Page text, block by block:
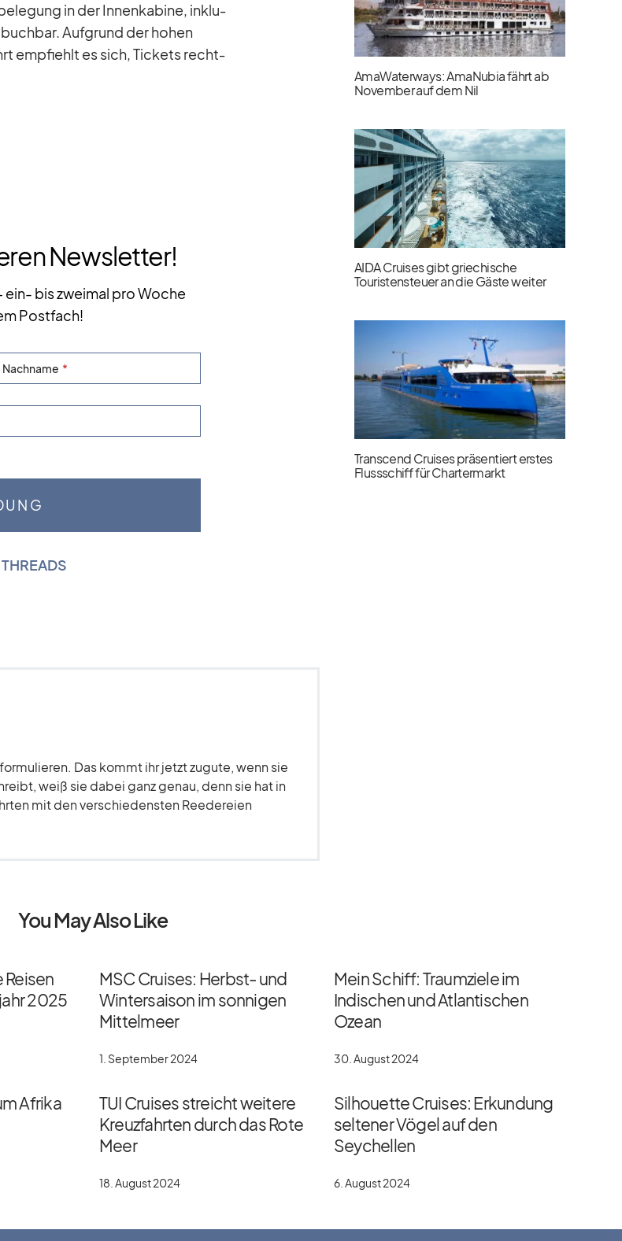
in der In­nen­ka­bine, in­klu­
Auf­grund der ho­hen
emp­fiehlt es sich, Ti­ckets recht­
Newsletter!
ein- bis zweimal pro Woche
Postfach!
Nachname
|THREADS
Das kommt ihr jetzt zugute, wenn sie
weiß sie dabei ganz genau, denn sie hat in
mit den verschiedensten Reedereien
AmaWaterways: AmaNubia fährt ab
November auf dem Nil
AIDA Cruises gibt griechische
Touristensteuer an die Gäste weiter
Transcend Cruises präsentiert erstes
Flussschiff für Chartermarkt
You May Also Like
Reisen
2025
MSC Cruises: Herbst- und
Wintersaison im sonnigen
Mittelmeer
1. September 2024
Mein Schiff: Traumziele im
Indischen und Atlantischen
Ozean
30. August 2024
Afrika
TUI Cruises streicht weitere
Kreuzfahrten durch das Rote
Meer
18. August 2024
Silhouette Cruises: Erkundung
seltener Vögel auf den
Seychellen
6. August 2024